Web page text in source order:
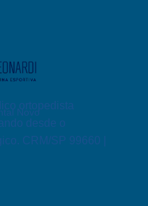
Novo
ortopedista
desde o
CRM/SP 99660 |